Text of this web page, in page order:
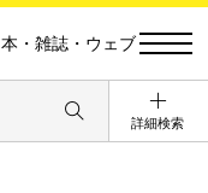
本・雑誌・ウェブ
詳細検索